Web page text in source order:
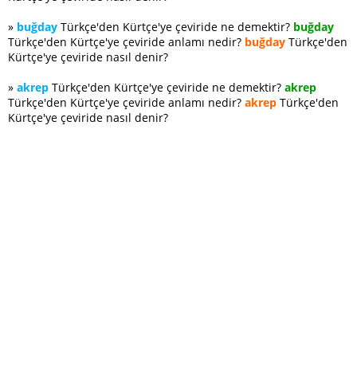
» buğday Türkçe'den Kürtçe'ye çeviride ne demektir? buğday
Türkçe'den Kürtçe'ye çeviride anlamı nedir? buğday Türkçe'den
Kürtçe'ye çeviride nasıl denir?
» akrep Türkçe'den Kürtçe'ye çeviride ne demektir? akrep
Türkçe'den Kürtçe'ye çeviride anlamı nedir? akrep Türkçe'den
Kürtçe'ye çeviride nasıl denir?